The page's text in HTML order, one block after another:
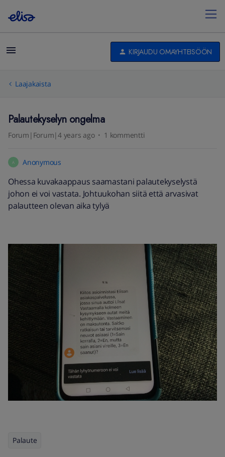
KIRJAUDU OMAYHTEISÖÖN
Laajakaista
Palautekyselyn ongelma
Forum|Forum|4 years ago 1 kommentti
A Anonymous
Ohessa kuvakaappaus saamastani palautekyselystä
johon ei voi vastata. Johtuukohan siitä että arvasivat
palautteen olevan aika tylyä
Palaute